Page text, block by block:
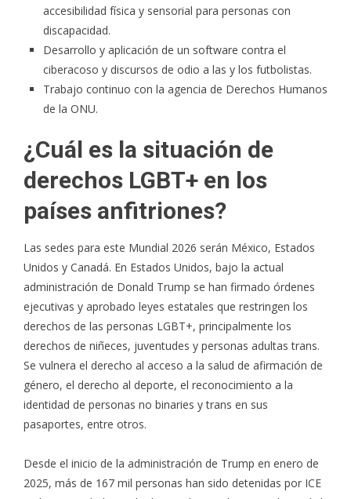
accesibilidad física y sensorial para personas con
discapacidad.
Desarrollo y aplicación de un software contra el
ciberacoso y discursos de odio a las y los futbolistas.
Trabajo continuo con la agencia de Derechos Humanos
de la ONU.
¿Cuál es la situación de
derechos LGBT+ en los
países anfitriones?
Las sedes para este Mundial 2026 serán México, Estados
Unidos y Canadá. En Estados Unidos, bajo la actual
administración de Donald Trump se han firmado órdenes
ejecutivas y aprobado leyes estatales que restringen los
derechos de las personas LGBT+, principalmente los
derechos de niñeces, juventudes y personas adultas trans.
Se vulnera el derecho al acceso a la salud de afirmación de
género, el derecho al deporte, el reconocimiento a la
identidad de personas no binaries y trans en sus
pasaportes, entre otros.
Desde el inicio de la administración de Trump en enero de
2025, más de 167 mil personas han sido detenidas por ICE